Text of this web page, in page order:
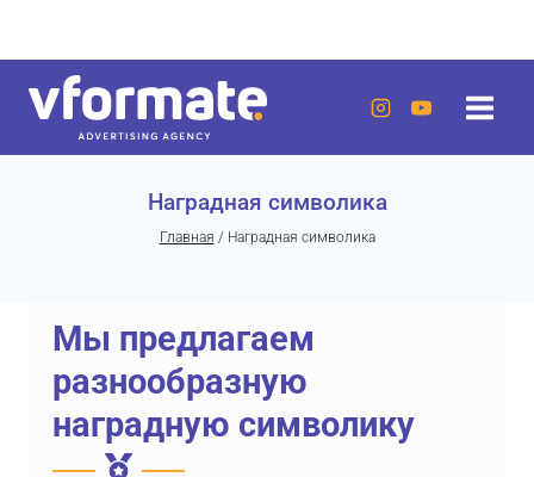
содержанию
Наградная символика
Главная / Наградная символика
Мы предлагаем
разнообразную
наградную символику